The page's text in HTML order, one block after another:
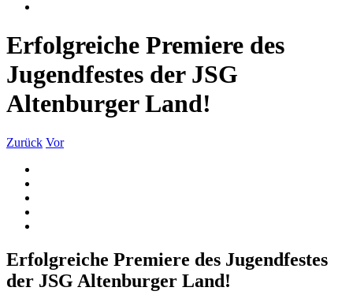
Erfolgreiche Premiere des
Jugendfestes der JSG
Altenburger Land!
Zurück Vor
Erfolgreiche Premiere des Jugendfestes
der JSG Altenburger Land!